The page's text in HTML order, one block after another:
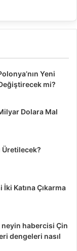
Yeni
mi?
Dolara Mal
Üretilecek?
Katına Çıkarma
habercisi Çin
dengeleri nasıl